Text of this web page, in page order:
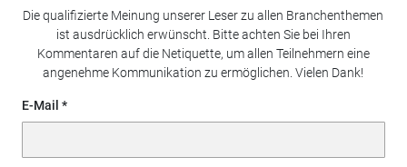
Die qualifizierte Meinung unserer Leser zu allen Branchenthemen
ist ausdrücklich erwünscht. Bitte achten Sie bei Ihren
Kommentaren auf die Netiquette, um allen Teilnehmern eine
angenehme Kommunikation zu ermöglichen. Vielen Dank!
E-Mail